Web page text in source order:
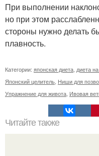
При выполнении
но при этом
стороны нужно делать
плавность.
Категории: японская диета диета
Японский целитель Ниши для
Упражнение для живота Ивовая
Читайте также